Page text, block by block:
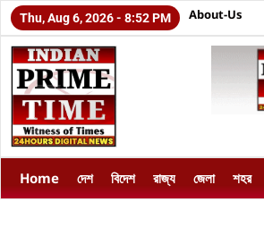
Thu, Aug 6, 2026 - 8:52 PM About-Us
Home দেশ বিদেশ রাজ্য জেলা শহর